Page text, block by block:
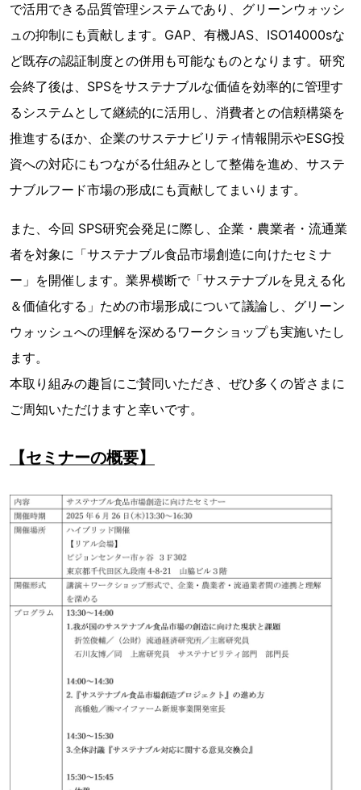
で活用できる品質管理システムであり、グリーンウォッシ
ュの抑制にも貢献します。GAP、有機JAS、ISO14000sな
ど既存の認証制度との併用も可能なものとなります。研究
会終了後は、SPSをサステナブルな価値を効率的に管理す
るシステムとして継続的に活用し、消費者との信頼構築を
推進するほか、企業のサステナビリティ情報開示やESG投
資への対応にもつながる仕組みとして整備を進め、サステ
ナブルフード市場の形成にも貢献してまいります。
また、今回 SPS研究会発足に際し、企業・農業者・流通業
者を対象に「サステナブル食品市場創造に向けたセミナ
ー」を開催します。業界横断で「サステナブルを見える化
＆価値化する」ための市場形成について議論し、グリーン
ウォッシュへの理解を深めるワークショップも実施いたし
ます。
本取り組みの趣旨にご賛同いただき、ぜひ多くの皆さまに
ご周知いただけますと幸いです。
【セミナーの概要】